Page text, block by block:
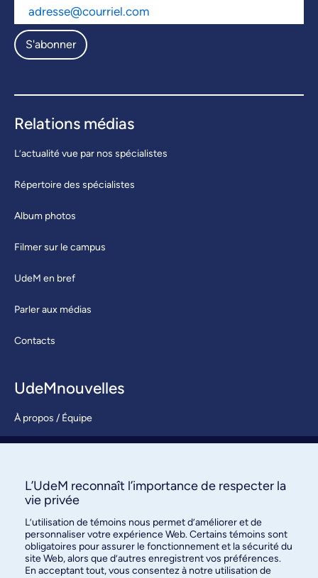
S'abonner
Relations médias
L’actualité vue par nos spécialistes
Répertoire des spécialistes
Album photos
Filmer sur le campus
UdeM en bref
Parler aux médias
Contacts
UdeMnouvelles
À propos / Équipe
S’abonner
L’UdeM reconnaît l’importance de respecter la
vie privée
L’utilisation de témoins nous permet d’améliorer et de
personnaliser votre expérience Web. Certains témoins sont
obligatoires pour assurer le fonctionnement et la sécurité du
site Web, alors que d’autres enregistrent vos préférences.
En acceptant tout, vous consentez à notre utilisation de